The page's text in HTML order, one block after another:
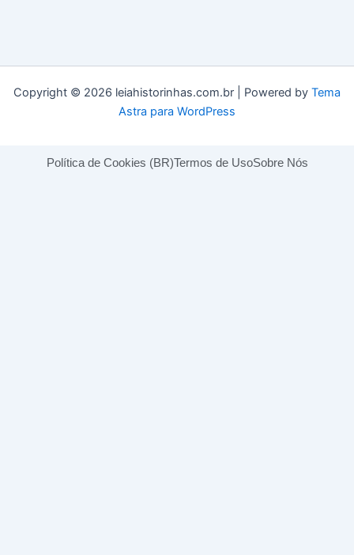
Copyright © 2026 leiahistorinhas.com.br | Powered by Tema
Astra para WordPress
Política de Cookies (BR)Termos de UsoSobre Nós